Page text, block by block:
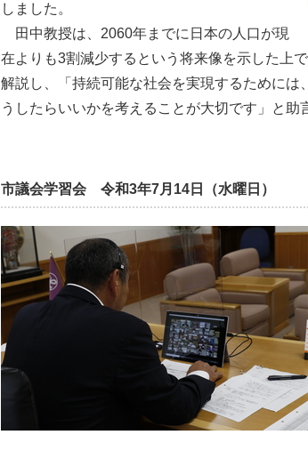
しました。
田中教授は、2060年までに日本の人口が現
在よりも3割減少するという将来像を示した上
解説し、「持続可能な社会を実現するために
うしたらいいかを考えることが大切です」と助
市議会学習会 令和3年7月14日（水曜日）